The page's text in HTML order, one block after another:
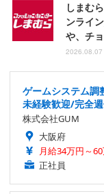
しまむ
ンライ
や、チ
2026.08.07
ゲームシステム調
未経験歓迎/完全
株式会社GUM
大阪府
月給34万円～
正社員